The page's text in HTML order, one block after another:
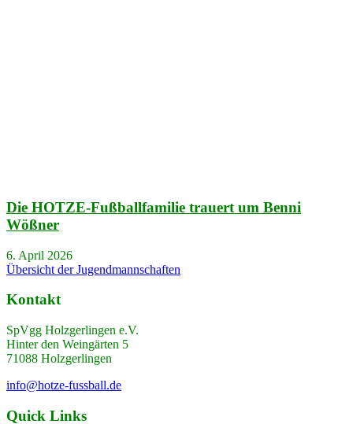
Die HOTZE-Fußballfamilie trauert um Benni
Wößner
6. April 2026
Übersicht der Jugendmannschaften
Kontakt
SpVgg Holzgerlingen e.V.
Hinter den Weingärten 5
71088 Holzgerlingen
info@hotze-fussball.de
Quick Links